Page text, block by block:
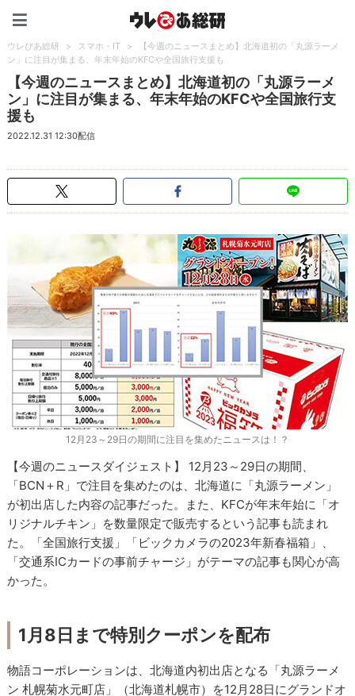
ウレぴあ総研 > スマホ・IT >
【今週のニュースまとめ】北海道初の「丸源ラーメ
ン」に注目が集まる、年末年始のKFCや全国旅行支援も
【今週のニュースまとめ】北海道初の「丸源ラーメ
ン」に注目が集まる、年末年始のKFCや全国旅行支
援も
2022.12.31 12:30配信
12月23～29日の期間に注目を集めたニュースは！？
【今週のニュースダイジェスト】 12月23～29日の期間、
「BCN＋R」で注目を集めたのは、北海道に「丸源ラーメン」
が初出店した内容の記事だった。また、KFCが年末年始に「オ
リジナルチキン」を数量限定で販売するという記事も読まれ
た。「全国旅行支援」「ビックカメラの2023年新春福箱」、
「交通系ICカードの事前チャージ」がテーマの記事も関心が高
かった。
1月8日まで特別クーポンを配布
物語コーポレーションは、北海道内初出店となる「丸源ラーメ
ン 札幌菊水元町店」（北海道札幌市）を12月28日にグランドオ